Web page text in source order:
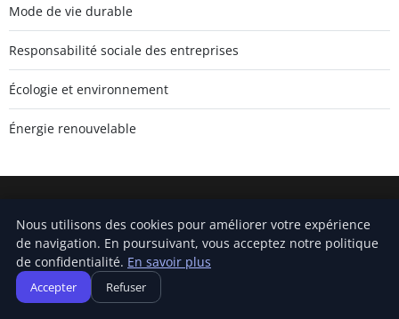
Mode de vie durable
Responsabilité sociale des entreprises
Écologie et environnement
Énergie renouvelable
Carnivalofclimatechange
Inscrivez-vous pour recevoir nos derniers articles directement
dans votre boîte mail.
Nous utilisons des cookies pour améliorer votre expérience
de navigation. En poursuivant, vous acceptez notre politique
de confidentialité. En savoir plus
Accepter Refuser